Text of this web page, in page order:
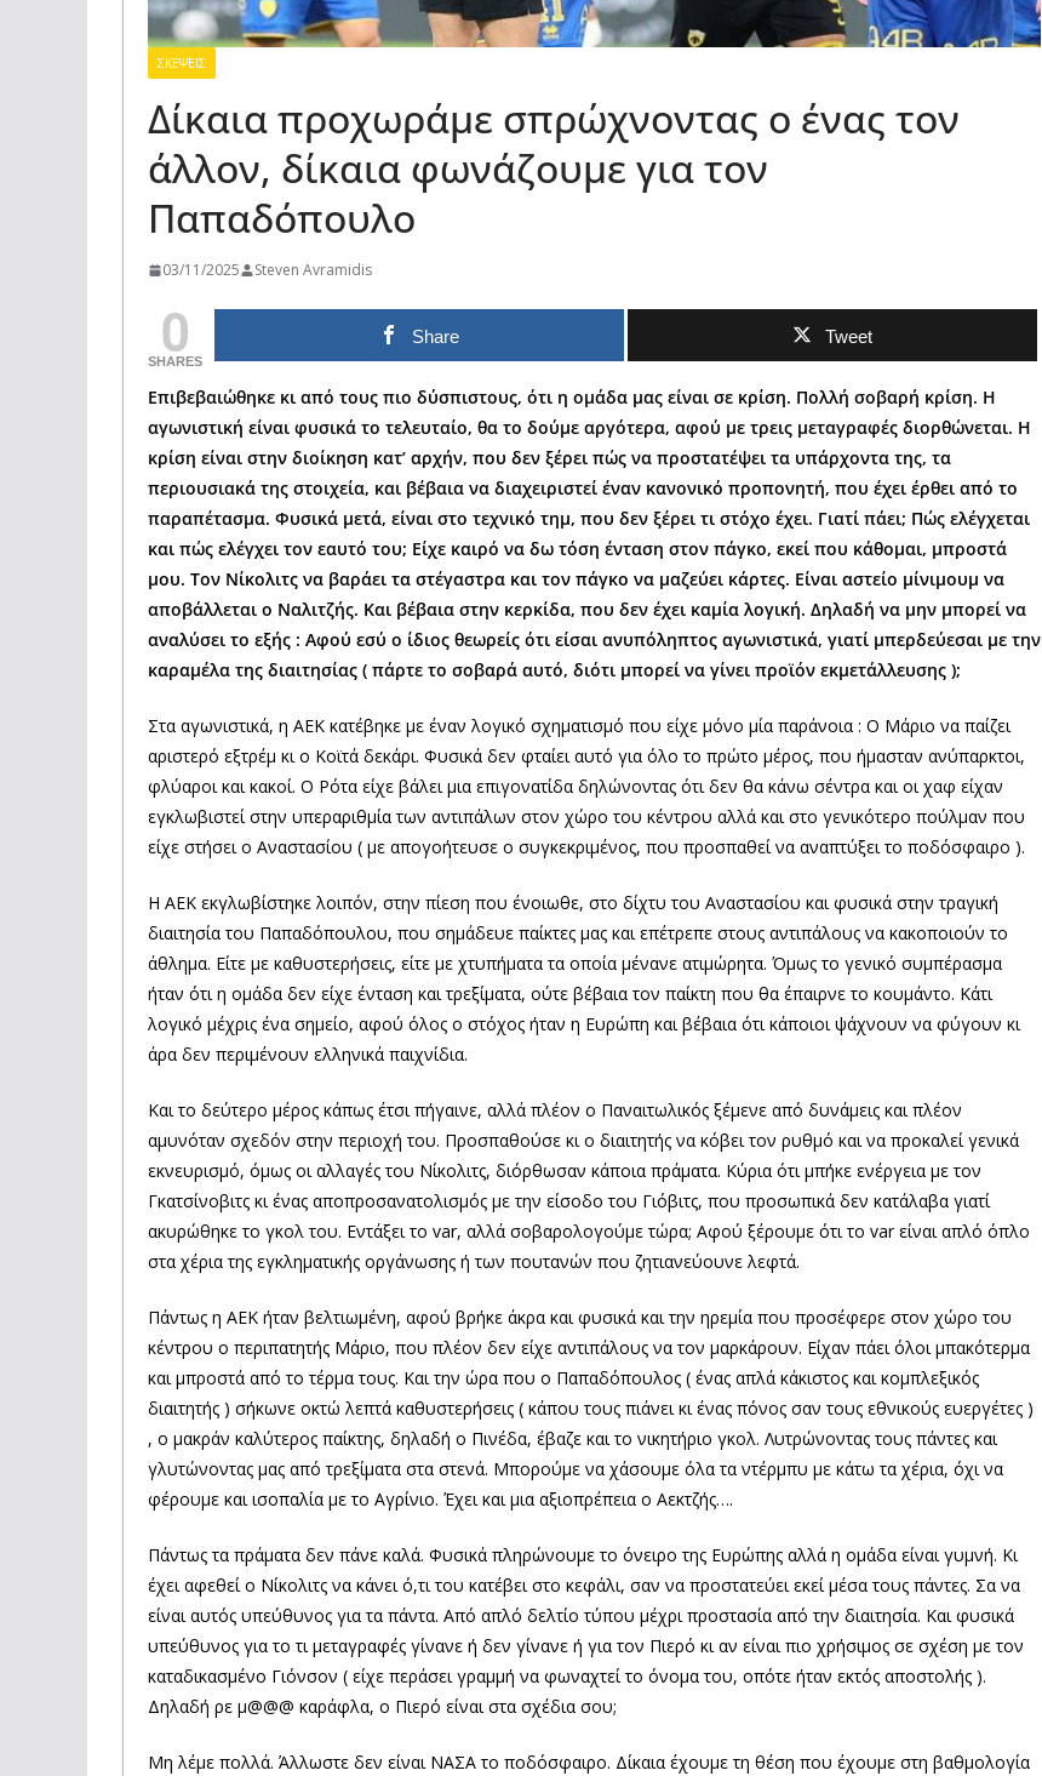
ΣΚΕΨΕΙΣ
Δίκαια προχωράμε σπρώχνοντας ο ένας τον
άλλον, δίκαια φωνάζουμε για τον
Παπαδόπουλο
03/11/2025 Steven Avramidis
0
SHARES
Share Tweet
Επιβεβαιώθηκε κι από τους πιο δύσπιστους, ότι η ομάδα μας είναι σε κρίση. Πολλή σοβαρή κρίση. Η
αγωνιστική είναι φυσικά το τελευταίο, θα το δούμε αργότερα, αφού με τρεις μεταγραφές διορθώνεται. Η
κρίση είναι στην διοίκηση κατ’ αρχήν, που δεν ξέρει πώς να προστατέψει τα υπάρχοντα της, τα
περιουσιακά της στοιχεία, και βέβαια να διαχειριστεί έναν κανονικό προπονητή, που έχει έρθει από το
παραπέτασμα. Φυσικά μετά, είναι στο τεχνικό τημ, που δεν ξέρει τι στόχο έχει. Γιατί πάει; Πώς ελέγχεται
και πώς ελέγχει τον εαυτό του; Είχε καιρό να δω τόση ένταση στον πάγκο, εκεί που κάθομαι, μπροστά
μου. Τον Νίκολιτς να βαράει τα στέγαστρα και τον πάγκο να μαζεύει κάρτες. Είναι αστείο μίνιμουμ να
αποβάλλεται ο Ναλιτζής. Και βέβαια στην κερκίδα, που δεν έχει καμία λογική. Δηλαδή να μην μπορεί να
αναλύσει το εξής : Αφού εσύ ο ίδιος θεωρείς ότι είσαι ανυπόληπτος αγωνιστικά, γιατί μπερδεύεσαι με την
καραμέλα της διαιτησίας ( πάρτε το σοβαρά αυτό, διότι μπορεί να γίνει προϊόν εκμετάλλευσης );
Στα αγωνιστικά, η ΑΕΚ κατέβηκε με έναν λογικό σχηματισμό που είχε μόνο μία παράνοια : Ο Μάριο να παίζει
αριστερό εξτρέμ κι ο Κοϊτά δεκάρι. Φυσικά δεν φταίει αυτό για όλο το πρώτο μέρος, που ήμασταν ανύπαρκτοι,
φλύαροι και κακοί. Ο Ρότα είχε βάλει μια επιγονατίδα δηλώνοντας ότι δεν θα κάνω σέντρα και οι χαφ είχαν
εγκλωβιστεί στην υπεραριθμία των αντιπάλων στον χώρο του κέντρου αλλά και στο γενικότερο πούλμαν που
είχε στήσει ο Αναστασίου ( με απογοήτευσε ο συγκεκριμένος, που προσπαθεί να αναπτύξει το ποδόσφαιρο ).
Η ΑΕΚ εκγλωβίστηκε λοιπόν, στην πίεση που ένοιωθε, στο δίχτυ του Αναστασίου και φυσικά στην τραγική
διαιτησία του Παπαδόπουλου, που σημάδευε παίκτες μας και επέτρεπε στους αντιπάλους να κακοποιούν το
άθλημα. Είτε με καθυστερήσεις, είτε με χτυπήματα τα οποία μένανε ατιμώρητα. Όμως το γενικό συμπέρασμα
ήταν ότι η ομάδα δεν είχε ένταση και τρεξίματα, ούτε βέβαια τον παίκτη που θα έπαιρνε το κουμάντο. Κάτι
λογικό μέχρις ένα σημείο, αφού όλος ο στόχος ήταν η Ευρώπη και βέβαια ότι κάποιοι ψάχνουν να φύγουν κι
άρα δεν περιμένουν ελληνικά παιχνίδια.
Και το δεύτερο μέρος κάπως έτσι πήγαινε, αλλά πλέον ο Παναιτωλικός ξέμενε από δυνάμεις και πλέον
αμυνόταν σχεδόν στην περιοχή του. Προσπαθούσε κι ο διαιτητής να κόβει τον ρυθμό και να προκαλεί γενικά
εκνευρισμό, όμως οι αλλαγές του Νίκολιτς, διόρθωσαν κάποια πράματα. Κύρια ότι μπήκε ενέργεια με τον
Γκατσίνοβιτς κι ένας αποπροσανατολισμός με την είσοδο του Γιόβιτς, που προσωπικά δεν κατάλαβα γιατί
ακυρώθηκε το γκολ του. Εντάξει το var, αλλά σοβαρολογούμε τώρα; Αφού ξέρουμε ότι το var είναι απλό όπλο
στα χέρια της εγκληματικής οργάνωσης ή των πουτανών που ζητιανεύουνε λεφτά.
Πάντως η ΑΕΚ ήταν βελτιωμένη, αφού βρήκε άκρα και φυσικά και την ηρεμία που προσέφερε στον χώρο του
κέντρου ο περιπατητής Μάριο, που πλέον δεν είχε αντιπάλους να τον μαρκάρουν. Είχαν πάει όλοι μπακότερμα
και μπροστά από το τέρμα τους. Και την ώρα που ο Παπαδόπουλος ( ένας απλά κάκιστος και κομπλεξικός
διαιτητής ) σήκωνε οκτώ λεπτά καθυστερήσεις ( κάπου τους πιάνει κι ένας πόνος σαν τους εθνικούς ευεργέτες )
, ο μακράν καλύτερος παίκτης, δηλαδή ο Πινέδα, έβαζε και το νικητήριο γκολ. Λυτρώνοντας τους πάντες και
γλυτώνοντας μας από τρεξίματα στα στενά. Μπορούμε να χάσουμε όλα τα ντέρμπυ με κάτω τα χέρια, όχι να
φέρουμε και ισοπαλία με το Αγρίνιο. Έχει και μια αξιοπρέπεια ο Αεκτζής….
Πάντως τα πράματα δεν πάνε καλά. Φυσικά πληρώνουμε το όνειρο της Ευρώπης αλλά η ομάδα είναι γυμνή. Κι
έχει αφεθεί ο Νίκολιτς να κάνει ό,τι του κατέβει στο κεφάλι, σαν να προστατεύει εκεί μέσα τους πάντες. Σα να
είναι αυτός υπεύθυνος για τα πάντα. Από απλό δελτίο τύπου μέχρι προστασία από την διαιτησία. Και φυσικά
υπεύθυνος για το τι μεταγραφές γίνανε ή δεν γίνανε ή για τον Πιερό κι αν είναι πιο χρήσιμος σε σχέση με τον
καταδικασμένο Γιόνσον ( είχε περάσει γραμμή να φωναχτεί το όνομα του, οπότε ήταν εκτός αποστολής ).
Δηλαδή ρε μ@@@ καράφλα, ο Πιερό είναι στα σχέδια σου;
Μη λέμε πολλά. Άλλωστε δεν είναι ΝΑΣΑ το ποδόσφαιρο. Δίκαια έχουμε τη θέση που έχουμε στη βαθμολογία